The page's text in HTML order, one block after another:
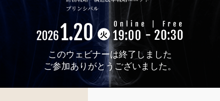
このウェビナーは終了しました
ご参加ありがとうございました。